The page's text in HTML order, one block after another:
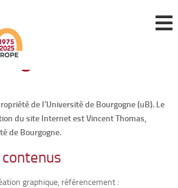
de l’Université de Bourgogne (uB). Le
du site Internet est Vincent Thomas,
de Bourgogne.
graphique, référencement :